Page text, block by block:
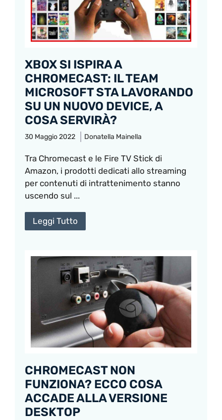
XBOX SI ISPIRA A
CHROMECAST: IL TEAM
MICROSOFT STA LAVORANDO
SU UN NUOVO DEVICE, A
COSA SERVIRÀ?
30 Maggio 2022 Donatella Mainella
Tra Chromecast e le Fire TV Stick di
Amazon, i prodotti dedicati allo streaming
per contenuti di intrattenimento stanno
uscendo sul ...
Leggi Tutto
CHROMECAST NON
FUNZIONA? ECCO COSA
ACCADE ALLA VERSIONE
DESKTOP